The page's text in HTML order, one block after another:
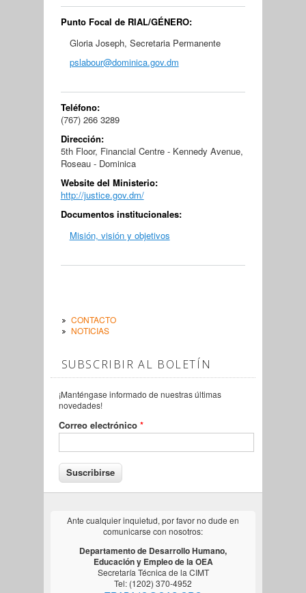
Punto Focal de RIAL/GÉNERO:
Gloria Joseph, Secretaria Permanente
pslabour@dominica.gov.dm
Teléfono:
(767) 266 3289
Dirección:
5th Floor, Financial Centre - Kennedy Avenue,
Roseau - Dominica
Website del Ministerio:
http://justice.gov.dm/
Documentos institucionales:
Misión, visión y objetivos
CONTACTO
NOTICIAS
SUBSCRIBIR AL BOLETÍN
¡Manténgase informado de nuestras últimas
novedades!
Correo electrónico *
Ante cualquier inquietud, por favor no dude en
comunicarse con nosotros:
Departamento de Desarrollo Humano,
Educación y Empleo de la OEA
Secretaría Técnica de la CIMT
Tel: (1202) 370-4952